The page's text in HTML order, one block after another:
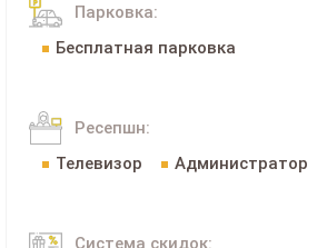
Парковка:
Бесплатная парковка
Ресепшн:
Телевизор
Администратор
Система скидок: